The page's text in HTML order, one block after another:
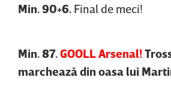
Min. 90+6. Final de meci!
Min. 87.GOOLL Arsenal!
marchează din oasa lui